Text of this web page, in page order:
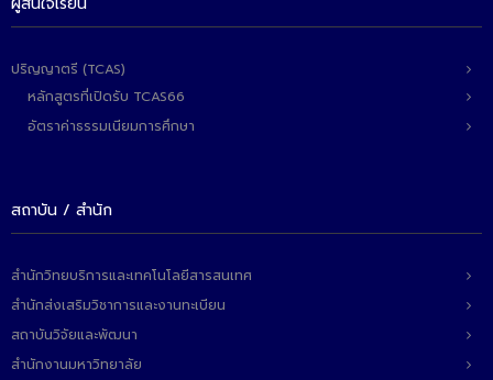
ติดต่อเรา
ปริญญาตรี (TCAS)
หลักสูตรที่เปิดรับ TCAS66
อัตราค่าธรรมเนียมการศึกษา
สถาบัน / สำนัก
สำนักวิทยบริการและเทคโนโลยีสารสนเทศ
สำนักส่งเสริมวิชาการและงานทะเบียน
สถาบันวิจัยและพัฒนา
สำนักงานมหาวิทยาลัย